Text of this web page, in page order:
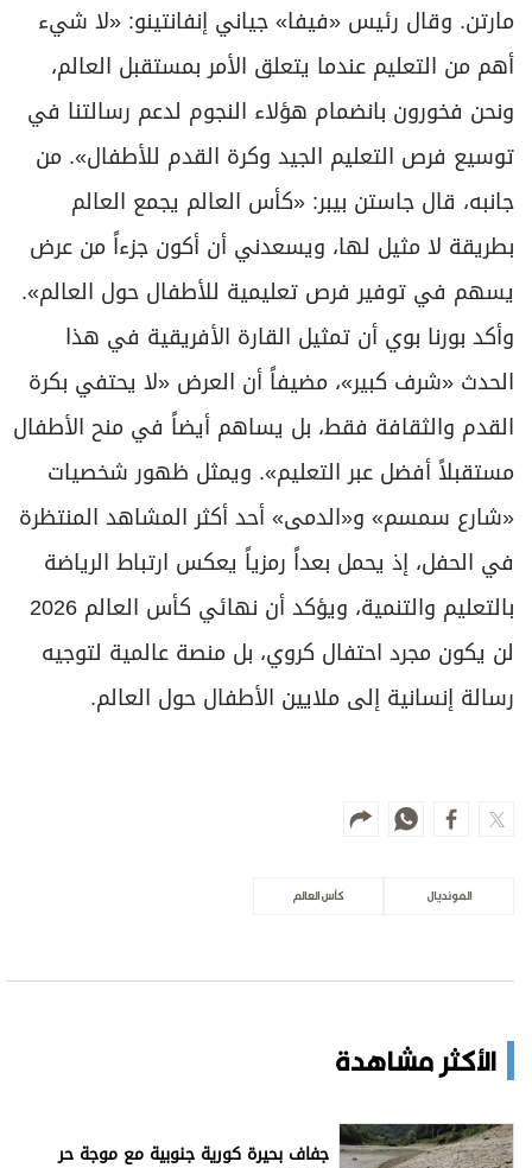
مارتن. وقال رئيس «فيفا» جياني إنفانتينو: «لا شيء
أهم من التعليم عندما يتعلق الأمر بمستقبل العالم،
ونحن فخورون بانضمام هؤلاء النجوم لدعم رسالتنا في
توسيع فرص التعليم الجيد وكرة القدم للأطفال». من
جانبه، قال جاستن بيبر: «كأس العالم يجمع العالم
بطريقة لا مثيل لها، ويسعدني أن أكون جزءاً من عرض
يسهم في توفير فرص تعليمية للأطفال حول العالم».
وأكد بورنا بوي أن تمثيل القارة الأفريقية في هذا
الحدث «شرف كبير»، مضيفاً أن العرض «لا يحتفي بكرة
القدم والثقافة فقط، بل يساهم أيضاً في منح الأطفال
مستقبلاً أفضل عبر التعليم». ويمثل ظهور شخصيات
«شارع سمسم» و«الدمى» أحد أكثر المشاهد المنتظرة
في الحفل، إذ يحمل بعداً رمزياً يعكس ارتباط الرياضة
بالتعليم والتنمية، ويؤكد أن نهائي كأس العالم 2026
لن يكون مجرد احتفال كروي، بل منصة عالمية لتوجيه
رسالة إنسانية إلى ملايين الأطفال حول العالم.
المونديال كأس العالم
الأكثر مشاهدة
جفاف بحيرة كورية جنوبية مع موجة حر